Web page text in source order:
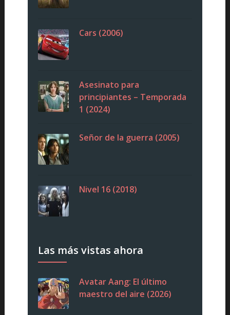
Cars (2006)
Asesinato para
principiantes – Temporada
1 (2024)
Señor de la guerra (2005)
Nivel 16 (2018)
Las más vistas ahora
Avatar Aang: El último
maestro del aire (2026)